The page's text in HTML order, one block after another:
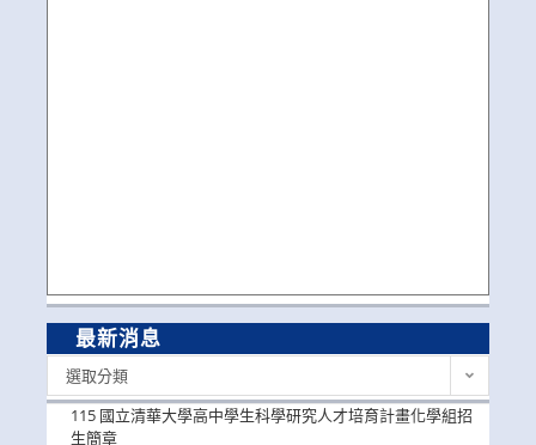
最新消息
選取分類
115 國立清華大學高中學生科學研究人才培育計畫化學組招
生簡章